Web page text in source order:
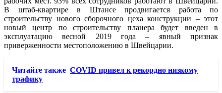
В штаб-квартире в Штансе продвигается работа по
строительству нового сборочного цеха конструкции – этот
новый центр по строительству планера будет введен в
эксплуатацию весной 2019 года – явный признак
приверженности местоположению в Швейцарии.
Читайте также COVID привел к рекордно низкому
трафику